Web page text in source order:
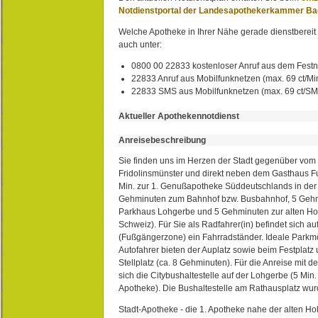
Notdienstportal der Landesapothekerkammer
Welche Apotheke in Ihrer Nähe gerade
auch unter:
0800 00 22833 kostenloser Anruf aus dem
22833 Anruf aus Mobilfunknetzen (max. 69 ct/
22833 SMS aus Mobilfunknetzen (max. 69 ct/
Aktueller Apothekennotdienst
Anreisebeschreibung
Sie finden uns im Herzen der Stadt gegenüber
Fridolinsmünster und direkt neben dem Gasthaus
Min. zur 1. Genußapotheke Süddeutschlands in
Gehminuten zum Bahnhof bzw. Busbahnhof, 5
Parkhaus Lohgerbe und 5 Gehminuten zur alten
Schweiz). Für Sie als Radfahrer(in) befindet sich
(Fußgängerzone) ein Fahrradständer. Ideale
Autofahrer bieten der Auplatz sowie beim Festplatz
Stellplatz (ca. 8 Gehminuten). Für die Anreise mit
sich die Citybushaltestelle auf der Lohgerbe (5
Apotheke). Die Bushaltestelle am Rathausplatz
Stadt-Apotheke - die 1. Apotheke nahe der alten